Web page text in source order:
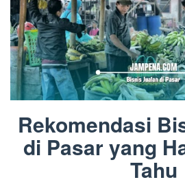
Rekomendasi
di Pasar yang
Tahu